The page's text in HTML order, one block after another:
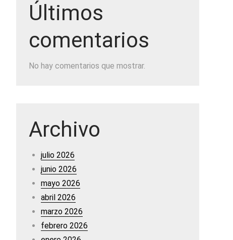
Últimos
comentarios
No hay comentarios que mostrar.
Archivo
julio 2026
junio 2026
mayo 2026
abril 2026
marzo 2026
febrero 2026